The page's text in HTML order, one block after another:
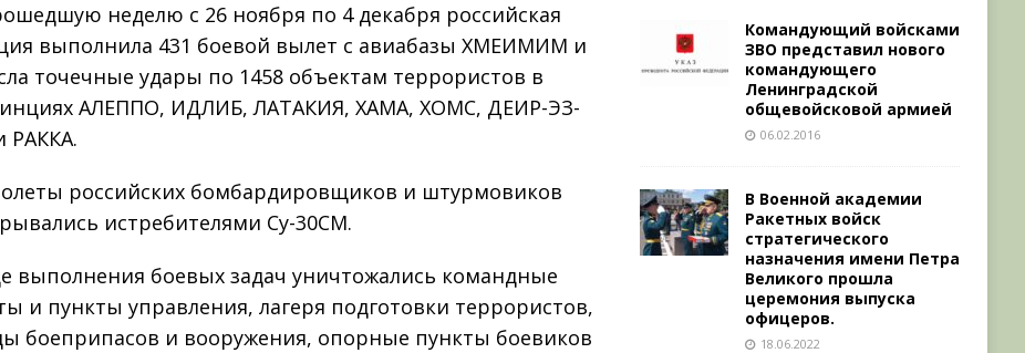
неделю с 26 ноября по 4 декабря российская
выполнила 431 боевой вылет с авиабазы ХМЕИМИМ и
точечные удары по 1458 объектам террористов в
АЛЕППО, ИДЛИБ, ЛАТАКИЯ, ХАМА, ХОМС, ДЕИР-ЭЗ-
РАККА.
российских бомбардировщиков и штурмовиков
истребителями Су-30СМ.
выполнения боевых задач уничтожались командные
и пункты управления, лагеря подготовки террористов,
боеприпасов и вооружения, опорные пункты боевиков
Командующий войсками
ЗВО представил нового
командующего
Ленинградской
общевойсковой армией
06.02.2016
В Военной академии
Ракетных войск
стратегического
назначения имени Петра
Великого прошла
церемония выпуска
офицеров.
18.06.2022